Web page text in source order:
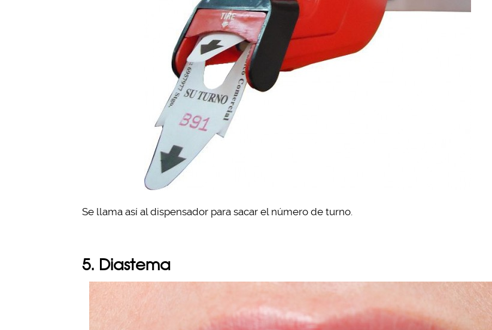
Se llama así al dispensador para sacar el número de turno.
5. Diastema